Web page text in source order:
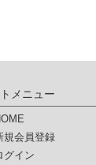
メニュー
規会員登録
グイン